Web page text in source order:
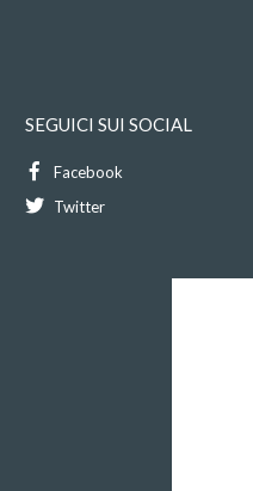
SEGUICI SUI SOCIAL
Facebook
Twitter